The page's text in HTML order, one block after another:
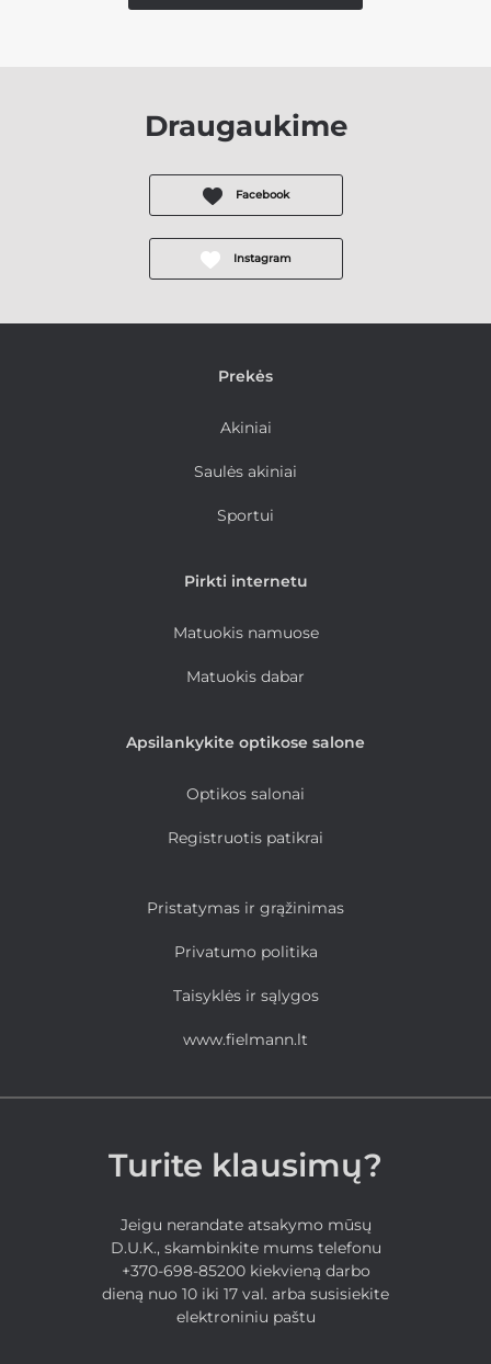
Draugaukime
Facebook
Instagram
Prekės
Akiniai
Saulės akiniai
Sportui
Pirkti internetu
Matuokis namuose
Matuokis dabar
Apsilankykite optikose salone
Optikos salonai
Registruotis patikrai
Pristatymas ir grąžinimas
Privatumo politika
Taisyklės ir sąlygos
www.fielmann.lt
Turite klausimų?
Jeigu nerandate atsakymo mūsų
D.U.K., skambinkite mums telefonu
+370-698-85200 kiekvieną darbo
dieną nuo 10 iki 17 val. arba susisiekite
elektroniniu paštu